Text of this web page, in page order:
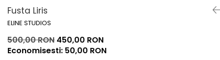
Fusta Liris
ELINE STUDIOS
500,00 RON 450,00 RON
Economisesti: 50,00 RON